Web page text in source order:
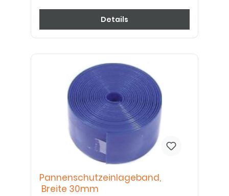
Details
Pannenschutzeinlageband,
Breite 30mm